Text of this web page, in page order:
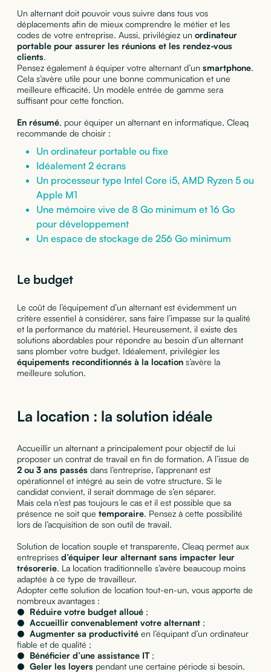
Un alternant doit pouvoir vous suivre dans tous vos
déplacements afin de mieux comprendre le métier et les
codes de votre entreprise. Aussi, privilégiez un ordinateur
portable pour assurer les réunions et les rendez-vous
clients.
Pensez également à équiper votre alternant d’un smartphone.
Cela s’avère utile pour une bonne communication et une
meilleure efficacité. Un modèle entrée de gamme sera
suffisant pour cette fonction.
En résumé, pour équiper un alternant en informatique, Cleaq
recommande de choisir :
Un ordinateur portable ou fixe
Idéalement 2 écrans
Un processeur type Intel Core i5, AMD Ryzen 5 ou
Apple M1
Une mémoire vive de 8 Go minimum et 16 Go
pour développement
Un espace de stockage de 256 Go minimum
Le budget
Le coût de l’équipement d’un alternant est évidemment un
critère essentiel à considérer, sans faire l’impasse sur la qualité
et la performance du matériel. Heureusement, il existe des
solutions abordables pour répondre au besoin d’un alternant
sans plomber votre budget. Idéalement, privilégier les
équipements reconditionnés à la locations’avère la
meilleure solution.
La location : la solution idéale
Accueillir un alternant a principalement pour objectif de lui
proposer un contrat de travail en fin de formation. A l’issue de
2 ou 3 ans passés dans l’entreprise, l’apprenant est
opérationnel et intégré au sein de votre structure. Si le
candidat convient, il serait dommage de s’en séparer.
Mais cela n’est pas toujours le cas et il est possible que sa
présence ne soit que temporaire. Pensez à cette possibilité
lors de l’acquisition de son outil de travail.
Solution de location souple et transparente, Cleaq permet aux
entreprises d’équiper leur alternant sans impacter leur
trésorerie. La location traditionnelle s’avère beaucoup moins
adaptée à ce type de travailleur.
Adopter cette solution de location tout-en-un, vous apporte de
nombreux avantages :
● Réduire votre budget alloué;
● Accueillir convenablement votre alternant;
● Augmenter sa productivité en l’équipant d’un ordinateur
fiable et de qualité ;
● Bénéficier d’une assistance IT ;
● Geler les loyers pendant une certaine période si besoin.